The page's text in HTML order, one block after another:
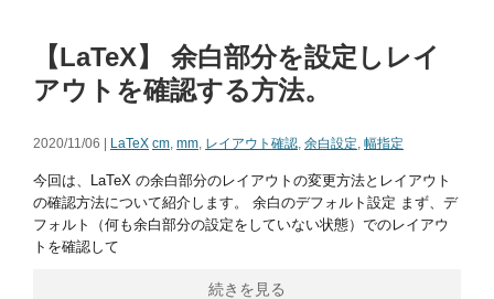
【LaTeX】 余白部分を設定しレイ
アウトを確認する方法。
2020/11/06 | LaTeX cm, mm, レイアウト確認, 余白設定, 幅指定
今回は、LaTeX の余白部分のレイアウトの変更方法とレイアウト
の確認方法について紹介します。 余白のデフォルト設定 まず、デ
フォルト（何も余白部分の設定をしていない状態）でのレイアウ
トを確認して
続きを見る